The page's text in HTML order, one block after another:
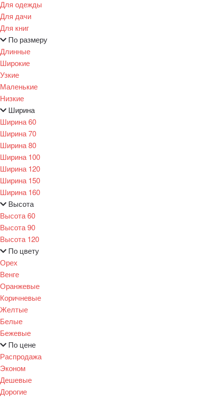
Для одежды
Для дачи
Для книг
По размеру
Длинные
Широкие
Узкие
Маленькие
Низкие
Ширина
Ширина 60
Ширина 70
Ширина 80
Ширина 100
Ширина 120
Ширина 150
Ширина 160
Высота
Высота 60
Высота 90
Высота 120
По цвету
Орех
Венге
Оранжевые
Коричневые
Желтые
Белые
Бежевые
По цене
Распродажа
Эконом
Дешевые
Дорогие